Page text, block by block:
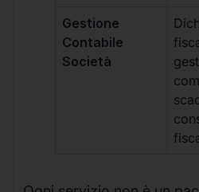
Gestione
Contabile
Società